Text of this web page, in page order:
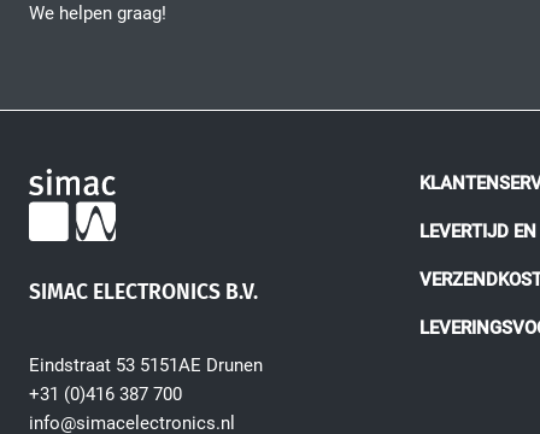
We helpen graag!
SIMAC ELECTRONICS B.V.
Eindstraat 53 5151AE Drunen
+31 (0)416 387 700
info@simacelectronics.nl
LEVERTIJD